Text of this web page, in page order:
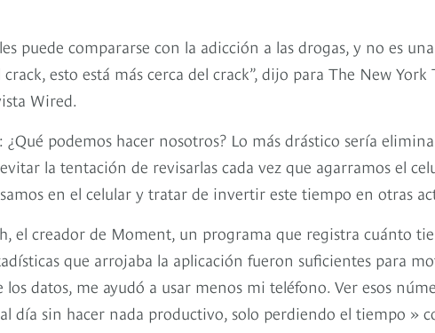
puede compararse con la adicción a las drogas, y no es
esto está más cerca del crack”, dijo para The New York
Wired.
podemos hacer nosotros? Lo más drástico sería
la tentación de revisarlas cada vez que agarramos el
en el celular y tratar de invertir este tiempo en otras
el creador de Moment, un programa que registra cuánto
que arrojaba la aplicación fueron suficientes para
los datos, me ayudó a usar menos mi teléfono. Ver esos
día sin hacer nada productivo, solo perdiendo el tiempo »